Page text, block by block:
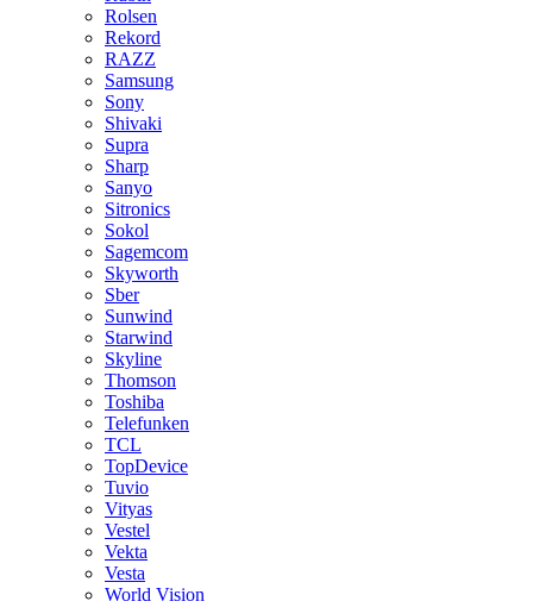
Rolsen
Rekord
RAZZ
Samsung
Sony
Shivaki
Supra
Sharp
Sanyo
Sitronics
Sokol
Sagemcom
Skyworth
Sber
Sunwind
Starwind
Skyline
Thomson
Toshiba
Telefunken
TCL
TopDevice
Tuvio
Vityas
Vestel
Vekta
Vesta
World Vision